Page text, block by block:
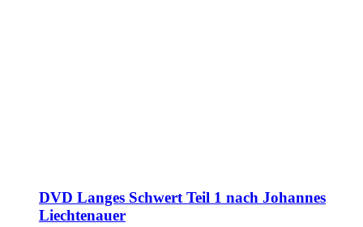
DVD Langes Schwert Teil 1 nach Johannes
Liechtenauer